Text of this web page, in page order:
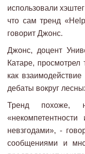
использовали
что сам тренд
говорит Джонс.
Джонс, доцент
Катаре, просмотрел
как
дебаты вокруг
Тренд похоже,
невзгодами», -
сообщениями и